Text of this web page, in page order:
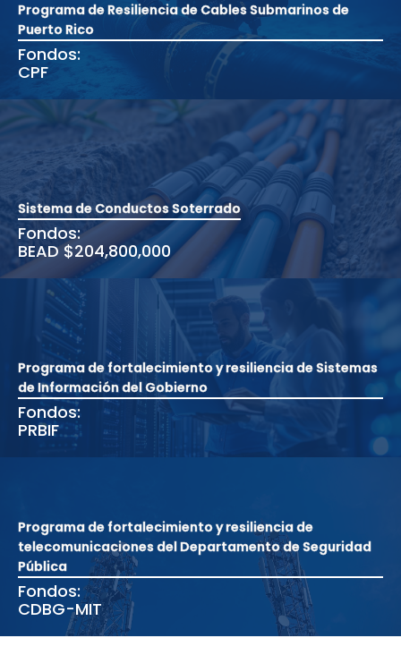
Programa de Resiliencia de Cables Submarinos de
Puerto Rico
Fondos:
CPF
Sistema de Conductos Soterrado
Fondos:
BEAD $204,800,000
Programa de fortalecimiento y resiliencia de Sistemas
de Información del Gobierno
Fondos:
PRBIF
Programa de fortalecimiento y resiliencia de
telecomunicaciones del Departamento de Seguridad
Pública
Fondos:
CDBG-MIT